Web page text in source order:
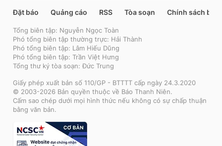
Đặt báo Quảng cáo RSS Tòa soạn Chính sách bảo
Tổng biên tập: Nguyễn Ngọc Toàn
Phó tổng biên tập thường trực: Hải Thành
Phó tổng biên tập: Lâm Hiếu Dũng
Phó tổng biên tập: Trần Việt Hưng
Tổng thư ký tòa soạn: Đức Trung
Giấy phép xuất bản số 110/GP - BTTTT cấp ngày 24.3.2020
© 2003-2026 Bản quyền thuộc về Báo Thanh Niên.
Cấm sao chép dưới mọi hình thức nếu không có sự chấp thuận
bằng văn bản.